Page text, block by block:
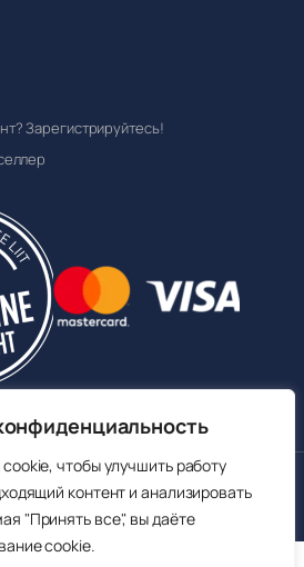
чтобы улучшить работу
контент и анализировать
"Принять все", вы даёте
cookie.
Зарегистрируйтесь!
OÜ. Все права защищены.